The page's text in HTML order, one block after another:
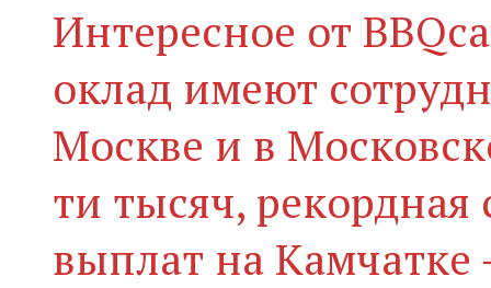
Интересное от
оклад имеют
Москве и в
ти тысяч,
выплат на Камчатке